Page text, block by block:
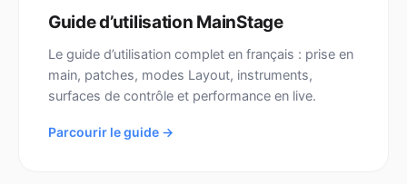
Guide d’utilisation MainStage
Le guide d’utilisation complet en français : prise en
main, patches, modes Layout, instruments,
surfaces de contrôle et performance en live.
Parcourir le guide →